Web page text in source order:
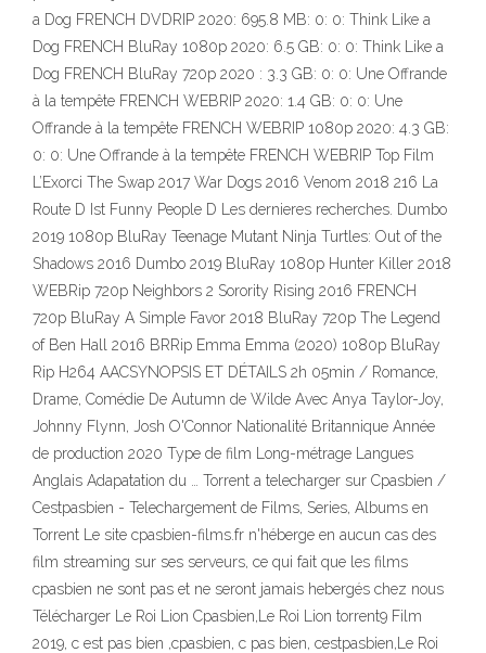
a Dog FRENCH DVDRIP 2020: 695.8 MB: 0: 0: Think Like a
Dog FRENCH BluRay 1080p 2020: 6.5 GB: 0: 0: Think Like a
Dog FRENCH BluRay 720p 2020 : 3.3 GB: 0: 0: Une Offrande
à la tempête FRENCH WEBRIP 2020: 1.4 GB: 0: 0: Une
Offrande à la tempête FRENCH WEBRIP 1080p 2020: 4.3 GB:
0: 0: Une Offrande à la tempête FRENCH WEBRIP Top Film
L’Exorci The Swap 2017 War Dogs 2016 Venom 2018 216 La
Route D Ist Funny People D Les dernieres recherches. Dumbo
2019 1080p BluRay Teenage Mutant Ninja Turtles: Out of the
Shadows 2016 Dumbo 2019 BluRay 1080p Hunter Killer 2018
WEBRip 720p Neighbors 2 Sorority Rising 2016 FRENCH
720p BluRay A Simple Favor 2018 BluRay 720p The Legend
of Ben Hall 2016 BRRip Emma Emma (2020) 1080p BluRay
Rip H264 AACSYNOPSIS ET DÉTAILS 2h 05min / Romance,
Drame, Comédie De Autumn de Wilde Avec Anya Taylor-Joy,
Johnny Flynn, Josh O'Connor Nationalité Britannique Année
de production 2020 Type de film Long-métrage Langues
Anglais Adapatation du … Torrent a telecharger sur Cpasbien /
Cestpasbien - Telechargement de Films, Series, Albums en
Torrent Le site cpasbien-films.fr n'héberge en aucun cas des
film streaming sur ses serveurs, ce qui fait que les films
cpasbien ne sont pas et ne seront jamais hebergés chez nous
Télécharger Le Roi Lion Cpasbien,Le Roi Lion torrent9 Film
2019, c est pas bien ,cpasbien, c pas bien, cestpasbien,Le Roi